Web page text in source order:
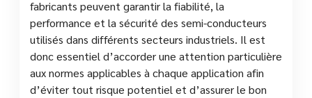
fabricants peuvent garantir la fiabilité, la
performance et la sécurité des semi-conducteurs
utilisés dans différents secteurs industriels. Il est
donc essentiel d’accorder une attention particulière
aux normes applicables à chaque application afin
d’éviter tout risque potentiel et d’assurer le bon